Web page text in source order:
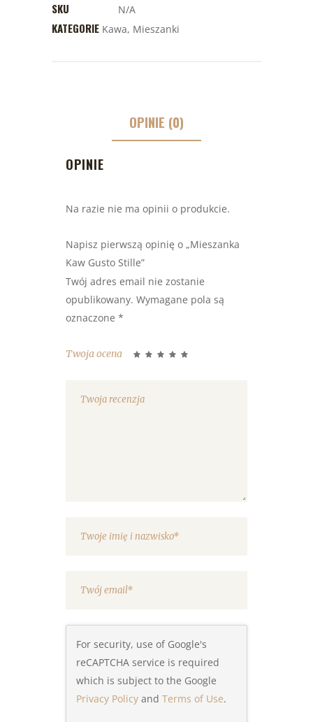
SKU N/A
KATEGORIE Kawa, Mieszanki
OPINIE (0)
OPINIE
Na razie nie ma opinii o produkcie.
Napisz pierwszą opinię o „Mieszanka
Kaw Gusto Stille”
Twój adres email nie zostanie
opublikowany. Wymagane pola są
oznaczone *
Twoja ocena
5
For security, use of Google's
reCAPTCHA service is required
which is subject to the Google
Privacy Policy and Terms of Use.